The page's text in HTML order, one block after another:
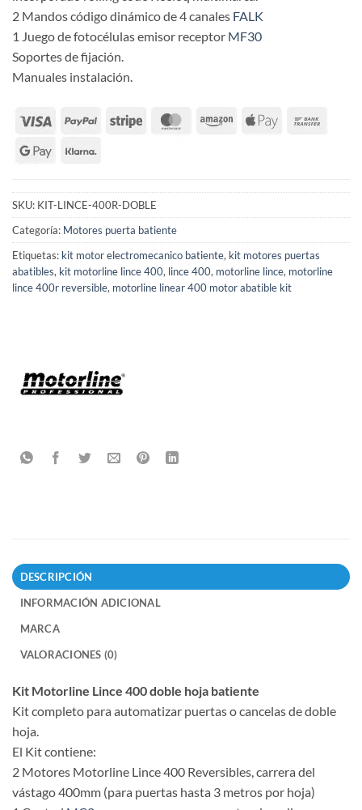
2 Mandos código dinámico de 4 canales FALK
1 Juego de fotocélulas emisor receptor MF30
Soportes de fijación.
Manuales instalación.
SKU: KIT-LINCE-400R-DOBLE
Categoría: Motores puerta batiente
Etiquetas: kit motor electromecanico batiente, kit motores puertas
abatibles, kit motorline lince 400, lince 400, motorline lince, motorline
lince 400r reversible, motorline linear 400 motor abatible kit
DESCRIPCIÓN
INFORMACIÓN ADICIONAL
MARCA
VALORACIONES (0)
Kit Motorline Lince 400 doble hoja batiente
Kit completo para automatizar puertas o cancelas de doble
hoja.
El Kit contiene:
2 Motores Motorline Lince 400 Reversibles, carrera del
vástago 400mm (para puertas hasta 3 metros por hoja)